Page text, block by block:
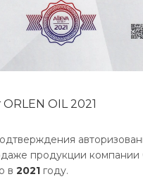
OIL 2021
продукции компании
в 2021 году.